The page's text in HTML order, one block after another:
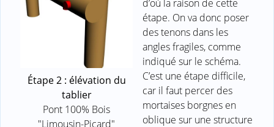
Étape 2 : élévation du
tablier
Pont 100% Bois
"Limousin-Picard"
d’où la raison de cette
étape. On va donc poser
des tenons dans les
angles fragiles, comme
indiqué sur le schéma.
C’est une étape difficile,
car il faut percer des
mortaises borgnes en
oblique sur une structure